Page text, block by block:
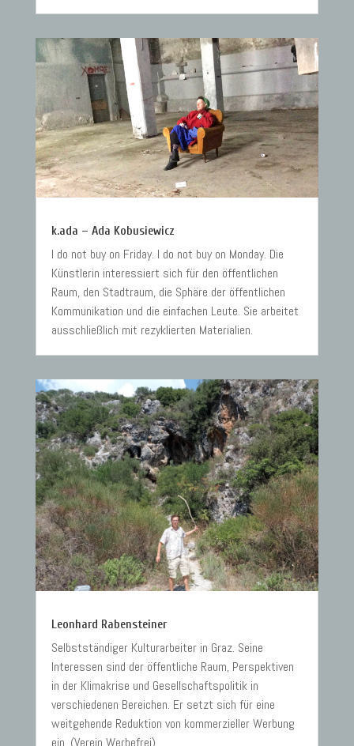
k.ada – Ada Kobusiewicz
I do not buy on Friday. I do not buy on Monday. Die
Künstlerin interessiert sich für den öffentlichen
Raum, den Stadtraum, die Sphäre der öffentlichen
Kommunikation und die einfachen Leute. Sie arbeitet
ausschließlich mit rezyklierten Materialien.
Leonhard Rabensteiner
Selbstständiger Kulturarbeiter in Graz. Seine
Interessen sind der öffentliche Raum, Perspektiven
in der Klimakrise und Gesellschaftspolitik in
verschiedenen Bereichen. Er setzt sich für eine
weitgehende Reduktion von kommerzieller Werbung
ein. (Verein Werbefrei)